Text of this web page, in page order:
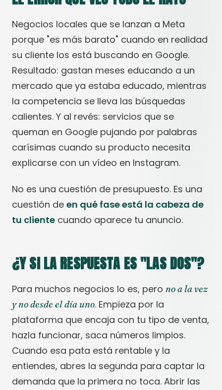
Negocios locales que se lanzan a Meta
porque "es más barato" cuando en realidad
su cliente los está buscando en Google.
Resultado: gastan meses educando a un
mercado que ya estaba educado, mientras
la competencia se lleva las búsquedas
calientes. Y al revés: servicios que se
queman en Google pujando por palabras
carísimas cuando su producto necesita
explicarse con un vídeo en Instagram.
No es una cuestión de presupuesto. Es una
cuestión de en qué fase está la cabeza de
tu cliente cuando aparece tu anuncio.
¿Y SI LA RESPUESTA ES "LAS DOS"?
Para muchos negocios lo es, pero no a la vez
y no desde el día uno. Empieza por la
plataforma que encaja con tu tipo de venta,
hazla funcionar, saca números limpios.
Cuando esa pata está rentable y la
entiendes, abres la segunda para captar la
demanda que la primera no toca. Abrir las